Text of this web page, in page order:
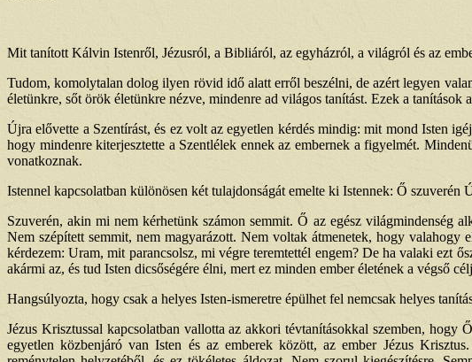
Mit tanított Kálvin Istenről, Jézusról, a Bibliáról, az egyházról, a világról és az
Tudom, komolytalan dolog ilyen rövid idő alatt erről beszélni, de azért legyen
életünkre, sőt örök életünkre nézve, mindenre ad világos tanítást. Ezek a
Újra elővette a Szentírást, és ez volt az egyetlen kérdés mindig: mit mond Isten
hogy mindenre kiterjesztette a Szentlélek ennek az embernek a figyelmét.
vonatkoznak.
Istennel kapcsolatban különösen két tulajdonságát emelte ki Istennek: Ő szuverén
Szuverén, akin mi nem kérhetünk számon semmit. Ő az egész világmindenség
Nem szépített semmit, nem magyarázott. Nem voltak átmenetek, hogy
kérdezem: Uram, mit parancsolsz, mi végre teremtettél engem? De ha valaki
akármi az, és tud Isten dicsőségére élni, mert ez minden ember életének a végső
Hangsúlyozta, hogy csak a helyes Isten-ismeretre épülhet fel nemcsak helyes
Jézus Krisztussal kapcsolatban vallotta az akkori tévtanításokkal szemben,
egyetlen közbenjáró van Isten és az emberek között, az ember Jézus